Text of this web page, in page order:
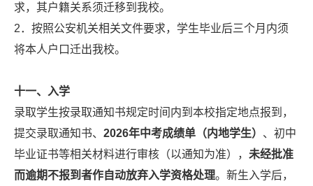
求，其户籍关系须迁移到我校。
2．按照公安机关相关文件要求，学生毕业后三个月内须
将本人户口迁出我校。
十一、入学
录取学生按录取通知书规定时间内到本校指定地点报到，
提交录取通知书、 2026年中考成绩单（内地学生） 、初中
毕业证书等相关材料进行审核（以通知为准）， 未经批准
而逾期不报到者作自动放弃入学资格处理。新生入学后，